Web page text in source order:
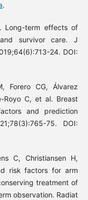
.
Long-term effects of
survivor care. J
24. DOI:
Forero CG, Álvarez
Royo C, et al. Breast
and prediction
75. DOI:
C, Christiansen H,
risk factors for arm
treatment of
observation. Radiat